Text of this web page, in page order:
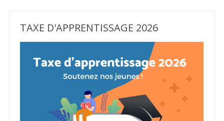
TAXE D'APPRENTISSAGE 2026